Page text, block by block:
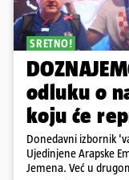
SRETNO!
odluku o
koju će
Donedavni izbornik
Ujedinjene Arapske
Jemena. Već u